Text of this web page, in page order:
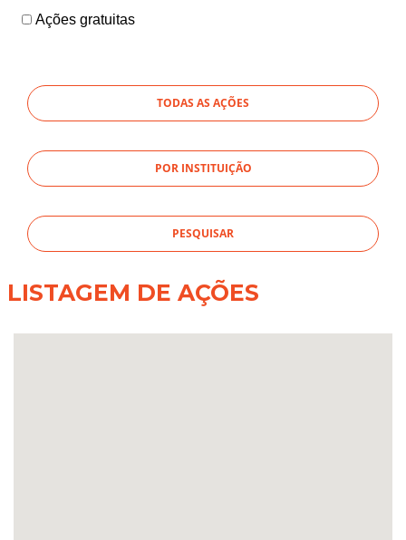
Ações gratuitas
TODAS AS AÇÕES
POR INSTITUIÇÃO
LISTAGEM DE AÇÕES